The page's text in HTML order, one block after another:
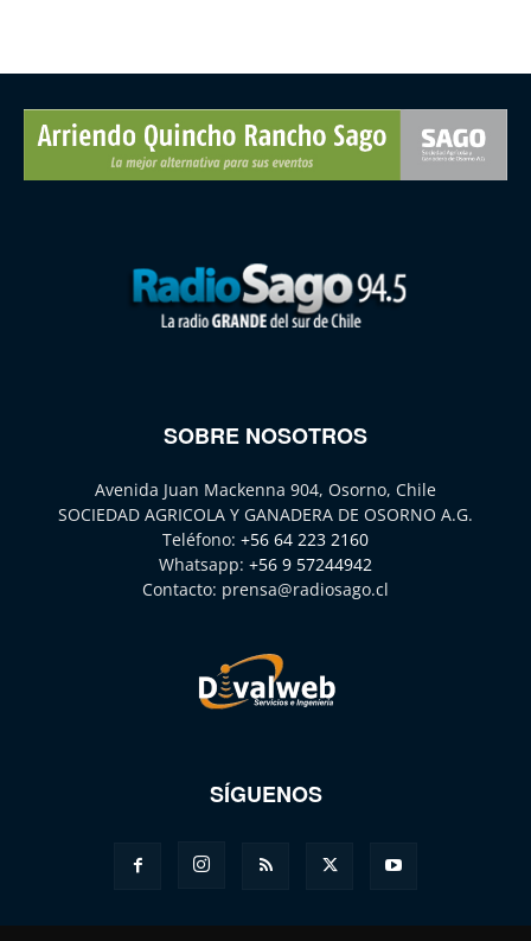
SOBRE NOSOTROS
Avenida Juan Mackenna 904, Osorno, Chile
SOCIEDAD AGRICOLA Y GANADERA DE OSORNO A.G.
Teléfono: +56 64 223 2160
Whatsapp: +56 9 57244942
Contacto: prensa@radiosago.cl
SÍGUENOS